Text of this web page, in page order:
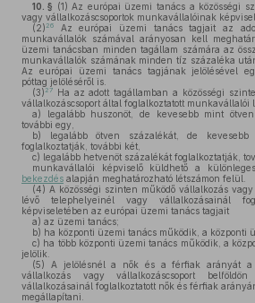
10. § (1) Az európai üzemi tanács a közösségi
vagy vállalkozáscsoportok munkavállalóinak
(2) 26
Az európai üzemi tanács tagjait az
munkavállalók számával arányosan kell
üzemi tanácsban minden tagállam számára az
munkavállalók számának minden tíz százaléka
Az európai üzemi tanács tagjának jelölésével
póttag jelöléséről is.
(3) 27
Ha az adott tagállamban a közösségi
vállalkozáscsoport által foglalkoztatott munkavállalói
a) legalább huszonöt, de kevesebb mint ötven
további egy,
b) legalább ötven százalékát, de kevesebb
foglalkoztatják, további két,
c) legalább hetvenöt százalékát foglalkoztatják,
munkavállalói képviselő küldhető a
bekezdés alapján meghatározható létszámon felül.
(4) A közösségi szinten működő vállalkozás
lévő telephelyeinél vagy vállalkozásainál
képviseletében az európai üzemi tanács tagjait
a) az üzemi tanács;
b) ha központi üzemi tanács működik, a központi
c) ha több központi üzemi tanács működik, a
jelölik.
(5) A jelölésnél a nők és a férfiak arányát a
vállalkozás vagy vállalkozáscsoport
vállalkozásainál foglalkoztatott nők és férfiak
megállapítani.